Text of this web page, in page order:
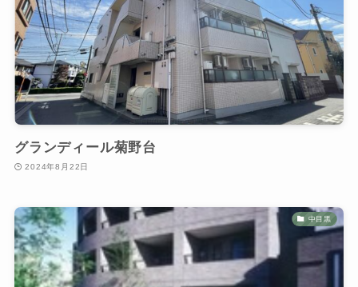
グランディール菊野台
2024年8月22日
中目黒